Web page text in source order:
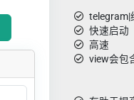
telegram|
快速启动
高速
view会包